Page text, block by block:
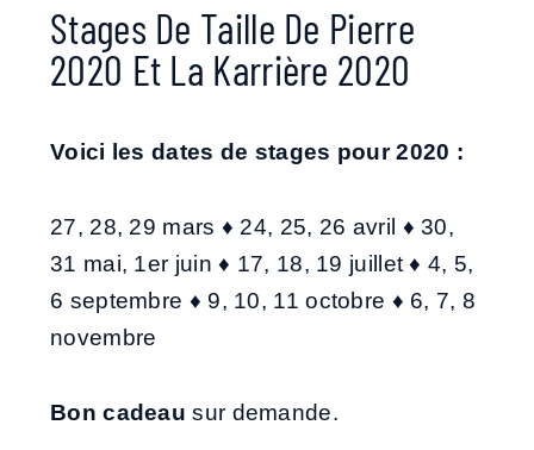
Stages De Taille De Pierre
2020 Et La Karrière 2020
Voici les dates de stages pour 2020 :
27, 28, 29 mars ♦ 24, 25, 26 avril ♦ 30,
31 mai, 1er juin ♦ 17, 18, 19 juillet ♦ 4, 5,
6 septembre ♦ 9, 10, 11 octobre ♦ 6, 7, 8
novembre
Bon cadeau sur demande.